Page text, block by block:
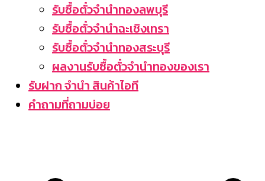
รับซื้อตั๋วจำนำทองลพบุรี
รับซื้อตั๋วจำนำฉะเชิงเทรา
รับซื้อตั๋วจำนำทองสระบุรี
ผลงานรับซื้อตั๋วจำนำทองของเรา
รับฝาก จำนำ สินค้าไอที
คำถามที่ถามบ่อย